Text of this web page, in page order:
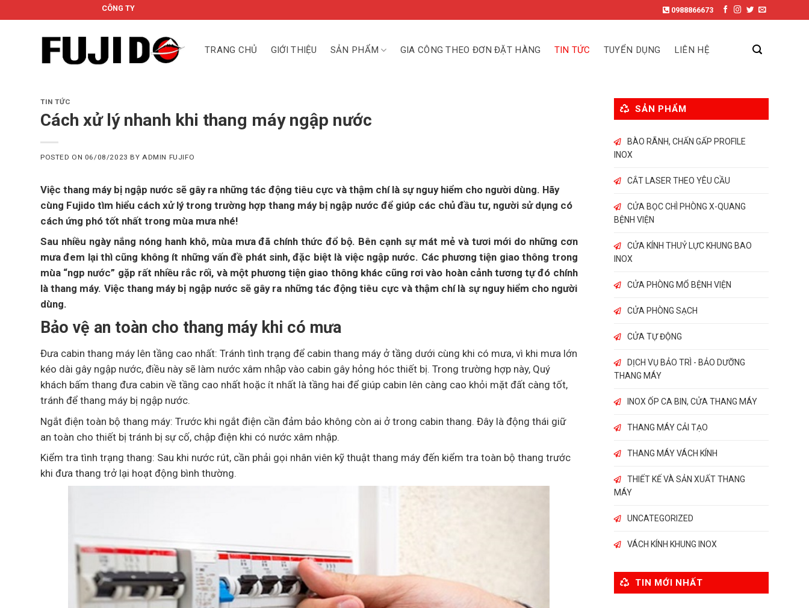
to
CÔNG TY CỔ PHẦN FUJIDO 0988866673
TRANG CHỦ GIỚI THIỆU SẢN PHẨM GIA CÔNG THEO ĐƠN ĐẶT HÀNG TIN TỨC TUYỂN DỤNG LIÊN HỆ
TIN TỨC
Cách xử lý nhanh khi thang máy ngập nước
POSTED ON 06/08/2023 BYADMIN FUJIFO
Việc thang máy bị ngập nước sẽ gây ra những tác động tiêu cực và thậm chí là sự nguy hiểm cho người dùng. Hãy
cùng Fujido tìm hiểu cách xử lý trong trường hợp thang máy bị ngập nước để giúp các chủ đầu tư, người sử dụng có
cách ứng phó tốt nhất trong mùa mưa nhé!
Sau nhiều ngày nắng nóng hanh khô, mùa mưa đã chính thức đổ bộ. Bên cạnh sự mát mẻ và tươi mới do những cơn
mưa đem lại thì cũng không ít những vấn đề phát sinh, đặc biệt là việc ngập nước. Các phương tiện giao thông trong
mùa “ngp nước” gặp rất nhiều rắc rối, và một phương tiện giao thông khác cũng rơi vào hoàn cảnh tương tự đó chính
là thang máy. Việc thang máy bị ngập nước sẽ gây ra những tác động tiêu cực và thậm chí là sự nguy hiểm cho người
dùng.
Bảo vệ an toàn cho thang máy khi có mưa
Đưa cabin thang máy lên tầng cao nhất: Tránh tình trạng để cabin thang máy ở tầng dưới cùng khi có mưa, vì khi mưa lớn
kéo dài gây ngập nước, điều này sẽ làm nước xâm nhập vào cabin gây hỏng hóc thiết bị. Trong trường hợp này, Quý
khách bấm thang đưa cabin về tầng cao nhất hoặc ít nhất là tầng hai để giúp cabin lên càng cao khỏi mặt đất càng tốt,
tránh để thang máy bị ngập nước.
Ngắt điện toàn bộ thang máy: Trước khi ngắt điện cần đảm bảo không còn ai ở trong cabin thang. Đây là động thái giữ
an toàn cho thiết bị tránh bị sự cố, chập điện khi có nước xâm nhập.
Kiểm tra tình trạng thang: Sau khi nước rút, cần phải gọi nhân viên kỹ thuật thang máy đến kiểm tra toàn bộ thang trước
khi đưa thang trở lại hoạt động bình thường.
SẢN PHẨM
BÀO RÃNH, CHẤN GẤP PROFILE
INOX
CẮT LASER THEO YÊU CẦU
CỬA BỌC CHÌ PHÒNG X-QUANG
BỆNH VIỆN
CỬA KÍNH THUỶ LỰC KHUNG BAO
INOX
CỬA PHÒNG MỔ BỆNH VIỆN
CỬA PHÒNG SẠCH
CỬA TỰ ĐỘNG
DỊCH VỤ BẢO TRÌ - BẢO DƯỠNG
THANG MÁY
INOX ỐP CA BIN, CỬA THANG MÁY
THANG MÁY CẢI TẠO
THANG MÁY VÁCH KÍNH
THIẾT KẾ VÀ SẢN XUẤT THANG
MÁY
UNCATEGORIZED
VÁCH KÍNH KHUNG INOX
TIN MỚI NHẤT